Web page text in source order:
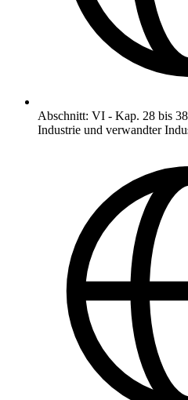
Abschnitt: VI - Kap. 28 bis
Industrie und verwandter